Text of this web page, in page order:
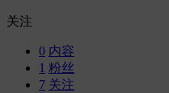
关注
0 内容
1 粉丝
7 关注